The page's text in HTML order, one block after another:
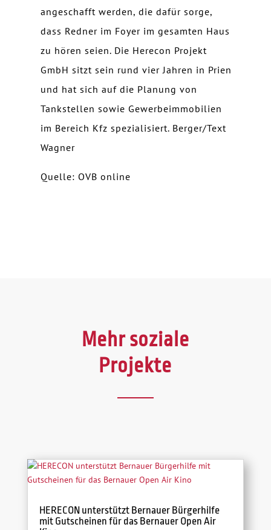
angeschafft werden, die dafür sorge,
dass Redner im Foyer im gesamten Haus
zu hören seien. Die Herecon Projekt
GmbH sitzt sein rund vier Jahren in Prien
und hat sich auf die Planung von
Tankstellen sowie Gewerbeimmobilien
im Bereich Kfz spezialisiert. Berger/Text
Wagner
Quelle: OVB online
Mehr soziale
Projekte
HERECON unterstützt Bernauer Bürgerhilfe
mit Gutscheinen für das Bernauer Open Air